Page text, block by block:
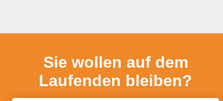
Sie wollen auf dem
Laufenden bleiben?